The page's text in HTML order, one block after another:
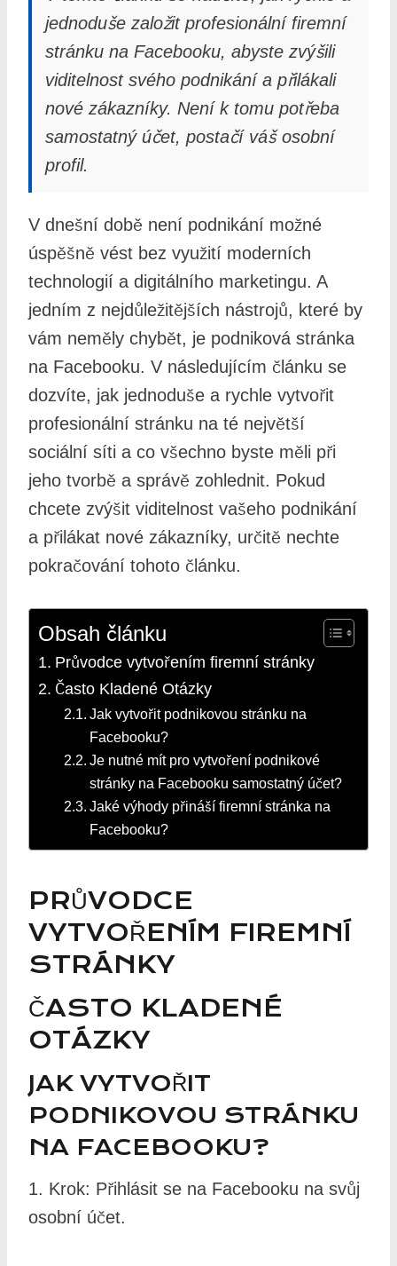
jednoduše založit profesionální firemní
stránku na Facebooku, abyste zvýšili
viditelnost svého podnikání a přilákali
nové zákazníky. Není k tomu potřeba
samostatný účet, postačí váš osobní
profil.
V dnešní době není podnikání možné
úspěšně vést bez využití moderních
technologií a digitálního marketingu. A
jedním z nejdůležitějších nástrojů, které by
vám neměly chybět, je podniková stránka
na Facebooku. V následujícím článku se
dozvíte, jak jednoduše a rychle vytvořit
profesionální stránku na té největší
sociální síti a co všechno byste měli při
jeho tvorbě a správě zohlednit. Pokud
chcete zvýšit viditelnost vašeho podnikání
a přilákat nové zákazníky, určitě nechte
pokračování tohoto článku.
Obsah článku
Průvodce vytvořením firemní stránky
Často Kladené Otázky
Jak vytvořit podnikovou stránku na
Facebooku?
Je nutné mít pro vytvoření podnikové
stránky na Facebooku samostatný účet?
Jaké výhody přináší firemní stránka na
Facebooku?
PRŮVODCE
VYTVOŘENÍM FIREMNÍ
STRÁNKY
ČASTO KLADENÉ
OTÁZKY
JAK VYTVOŘIT
PODNIKOVOU STRÁNKU
NA FACEBOOKU?
1. Krok: Přihlásit se na Facebooku na svůj
osobní účet.